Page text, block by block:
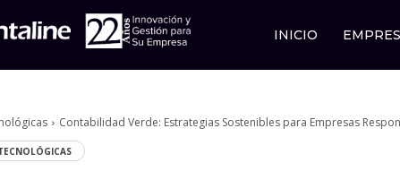
INICIO
Contabilidad Verde: Estrategias Sostenibles para Empresas